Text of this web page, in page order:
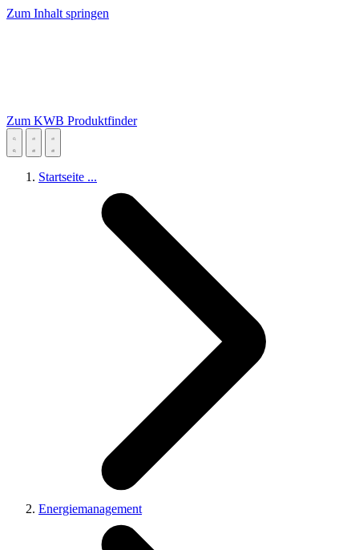
Zum Inhalt springen
Zum KWB Produktfinder
Startseite ...
Energiemanagement